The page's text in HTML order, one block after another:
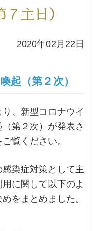
主日）
2020年02月22日
起（第２次）
、新型コロナウイ
第２次）が発表さ
覧ください。
染症対策として主
に関して以下のよ
をまとめました。